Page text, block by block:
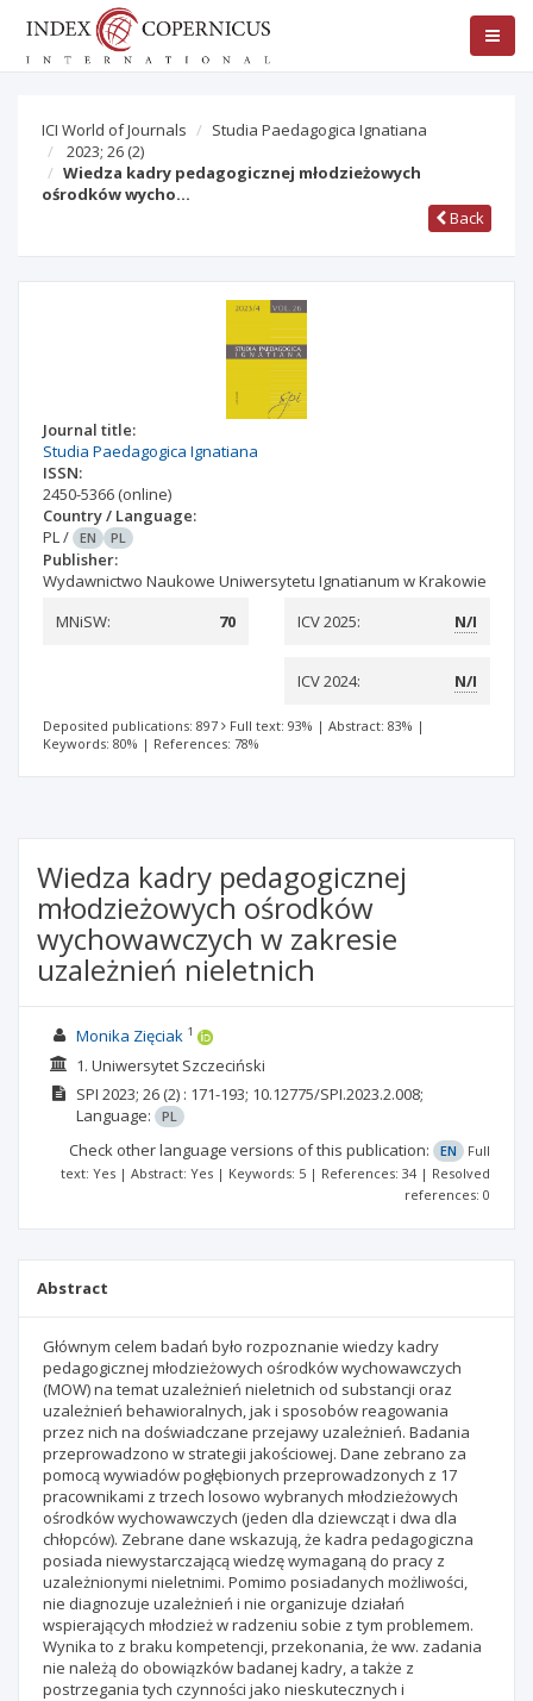
ICI World of Journals
Studia Paedagogica Ignatiana
2023; 26 (2)
Wiedza kadry pedagogicznej młodzieżowych
ośrodków wycho…
Back
Journal title:
Studia Paedagogica Ignatiana
ISSN:
2450-5366 (online)
Country / Language:
PL/ EN PL
Publisher:
Wydawnictwo Naukowe Uniwersytetu Ignatianum w Krakowie
MNiSW:
70 ICV 2025: N/I
ICV 2024: N/I
Deposited publications: 897 Full text: 93% | Abstract: 83% |
Keywords: 80% | References: 78%
Wiedza kadry pedagogicznej
młodzieżowych ośrodków
wychowawczych w zakresie
uzależnień nieletnich
Monika Zięciak 1
1. Uniwersytet Szczeciński
SPI 2023; 26(2) : 171-193; 10.12775/SPI.2023.2.008;
Language:
PL
Check other language versions of this publication: EN
Full
text: Yes | Abstract: Yes | Keywords: 5 | References: 34 | Resolved
references: 0
Abstract
Głównym celem badań było rozpoznanie wiedzy kadry
pedagogicznej młodzieżowych ośrodków wychowawczych
(MOW) na temat uzależnień nieletnich od substancji oraz
uzależnień behawioralnych, jak i sposobów reagowania
przez nich na doświadczane przejawy uzależnień. Badania
przeprowadzono w strategii jakościowej. Dane zebrano za
pomocą wywiadów pogłębionych przeprowadzonych z 17
pracownikami z trzech losowo wybranych młodzieżowych
ośrodków wychowawczych (jeden dla dziewcząt i dwa dla
chłopców). Zebrane dane wskazują, że kadra pedagogiczna
posiada niewystarczającą wiedzę wymaganą do pracy z
uzależnionymi nieletnimi. Pomimo posiadanych możliwości,
nie diagnozuje uzależnień i nie organizuje działań
wspierających młodzież w radzeniu sobie z tym problemem.
Wynika to z braku kompetencji, przekonania, że ww. zadania
nie należą do obowiązków badanej kadry, a także z
postrzegania tych czynności jako nieskutecznych i